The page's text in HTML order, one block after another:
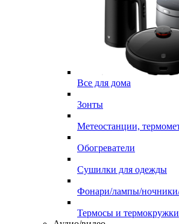
Все для дома
Зонты
Метеостанции,
Обогреватели
Сушилки для одежды
Фонари/лампы/
Термосы и термокружки